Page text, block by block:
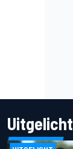
Uitgelicht